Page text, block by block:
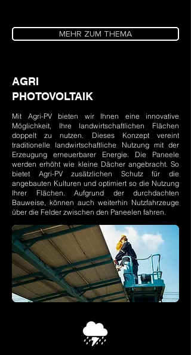
MEHR ZUM THEMA
AGRI
PHOTOVOLTAIK
Mit Agri-PV bieten wir Ihnen eine innovative
Möglichkeit, Ihre landwirtschaftlichen Flächen
doppelt zu nutzen. Dieses Konzept vereint
traditionelle landwirtschaftliche Nutzung mit der
Erzeugung erneuerbarer Energie. Die Paneele
werden erhöht wie kleine Dächer angebracht. So
bietet Agri-PV zusätzlichen Schutz für die
angebauten Kulturen und optimiert so die Nutzung
Ihrer Flächen. Aufgrund der durchdachten
Bauweise, können auch weiterhin Nutzfahrzeuge
über die Felder zwischen den Paneelen fahren.